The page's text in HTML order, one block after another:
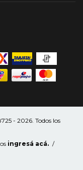
- 2026. Todos los
ingresá acá. /